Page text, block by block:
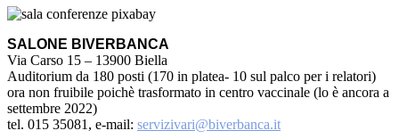
SA LONE BIVERBANCA
Via Carso 15 – 13900 Biella
Auditorium da 180 posti (170 in platea- 10 sul palco per i relatori)
ora non fruibile poichè trasformato in centro vaccinale (lo è ancora a
settembre 2022)
tel. 015 35081, e-mail: servizivari@biverbanca.it